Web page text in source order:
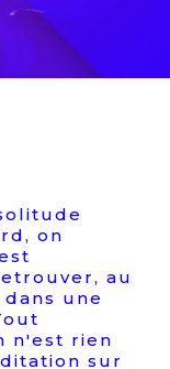
on
au
une
n'est rien
sur